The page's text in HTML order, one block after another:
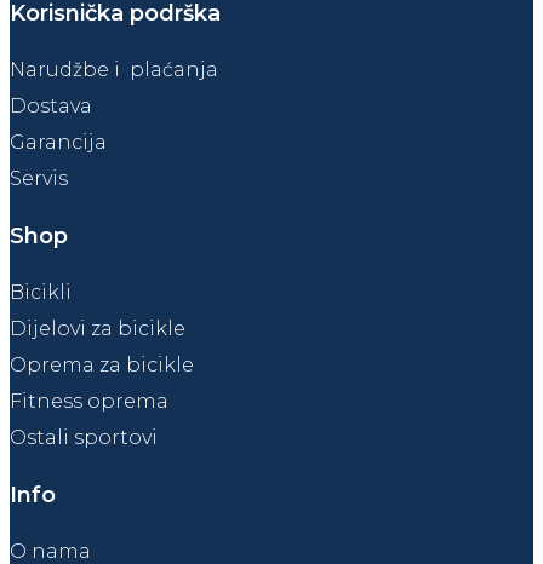
Korisnička podrška
Narudžbe i plaćanja
Dostava
Garancija
Servis
Shop
Bicikli
Dijelovi za bicikle
Oprema za bicikle
Fitness oprema
Ostali sportovi
Info
O nama